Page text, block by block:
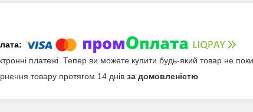
платежі. Тепер ви можете купити будь-який товар не
товару протягом 14 днів за домовленістю